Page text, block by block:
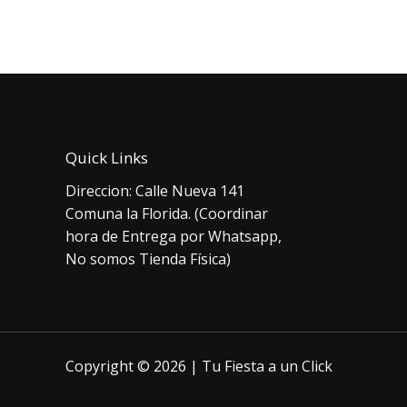
Quick Links
Direccion: Calle Nueva 141
Comuna la Florida. (Coordinar
hora de Entrega por Whatsapp,
No somos Tienda Física)
Copyright © 2026 | Tu Fiesta a un Click